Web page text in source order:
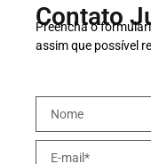
Contato
Preencha o
assim que possível